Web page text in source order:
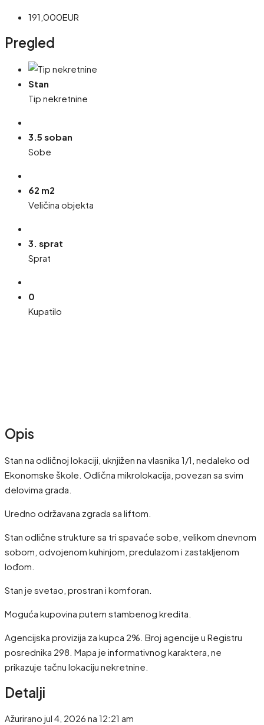
191,000EUR
Pregled
Stan
Tip nekretnine
3.5 soban
Sobe
62 m2
Veličina objekta
3. sprat
Sprat
0
Kupatilo
Opis
Stan na odličnoj lokaciji, uknjižen na vlasnika 1/1, nedaleko od
Ekonomske škole. Odlična mikrolokacija, povezan sa svim
delovima grada.
Uredno održavana zgrada sa liftom.
Stan odlične strukture sa tri spavaće sobe, velikom dnevnom
sobom, odvojenom kuhinjom, predulazom i zastakljenom
lođom.
Stan je svetao, prostran i komforan.
Moguća kupovina putem stambenog kredita.
Agencijska provizija za kupca 2%. Broj agencije u Registru
posrednika 298. Mapa je informativnog karaktera, ne
prikazuje tačnu lokaciju nekretnine.
Detalji
Ažurirano jul 4, 2026 na 12:21 am